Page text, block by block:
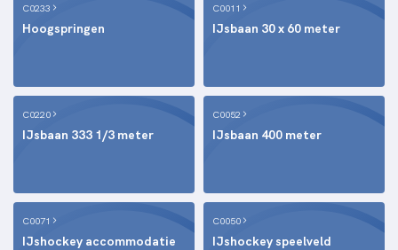
C0233
Hoogspringen
C0011
IJsbaan 30 x 60 meter
C0220
IJsbaan 333 1/3 meter
C0052
IJsbaan 400 meter
C0071
IJshockey accommodatie
C0050
IJshockey speelveld